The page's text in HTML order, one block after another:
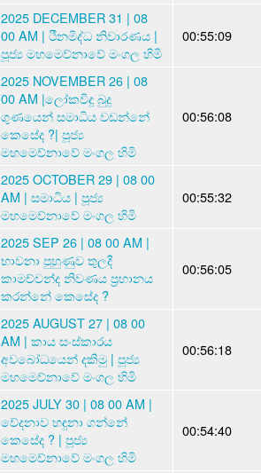
2025 DECEMBER 31 | 08
00 AM | ථීනමිද්ධ නිවාරණය |
පූජ්‍ය මහමෙව්නාවේ මංගල හිමි
00:55:09
2025 NOVEMBER 26 | 08
00 AM |ලෝකවිදූ බුදු
ගුණයෙන් සමාධිය වඩන්නේ
කෙසේද ?| පූජ්‍ය
මහමෙව්නාවේ මංගල හිමි
00:56:08
2025 OCTOBER 29 | 08 00
AM | සමාධිය | පූජ්‍ය
මහමෙව්නාවේ මංගල හිමි
00:55:32
2025 SEP 26 | 08 00 AM |
භාවනා පුහුණුව තුලදී
කාමච්චන්ද නිවණය ප්‍රහානය
කරන්නේ කෙසේද ?
00:56:05
2025 AUGUST 27 | 08 00
AM | කාය සංස්කාරය
අවබෝධයෙන් දකිමු | පූජ්‍ය
මහමෙව්නාවේ මංගල හිමි
00:56:18
2025 JULY 30 | 08 00 AM |
වේදනාව හඳුනා ගන්නේ
කෙසේද ? | පූජ්‍ය
මහමෙව්නාවේ මංගල හිමි
00:54:40